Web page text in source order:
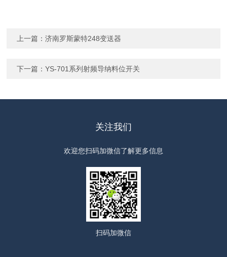
上一篇：济南罗斯蒙特248变送器
下一篇：YS-701系列射频导纳料位开关
关注我们
欢迎您扫码加微信了解更多信息
扫码加微信